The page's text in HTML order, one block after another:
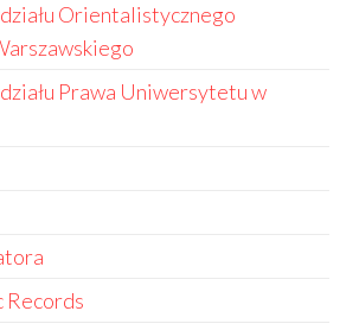
Orientalistycznego
Prawa Uniwersytetu w
Records